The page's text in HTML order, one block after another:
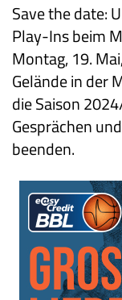
Save the date:
Play-Ins beim
Montag, 19.
Gelände in der
die Saison
Gesprächen
beenden.